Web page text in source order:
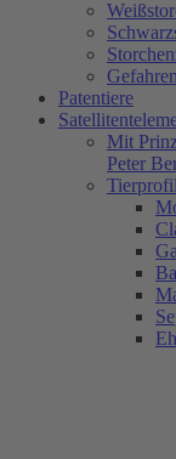
Patentiere
Mit
Peter